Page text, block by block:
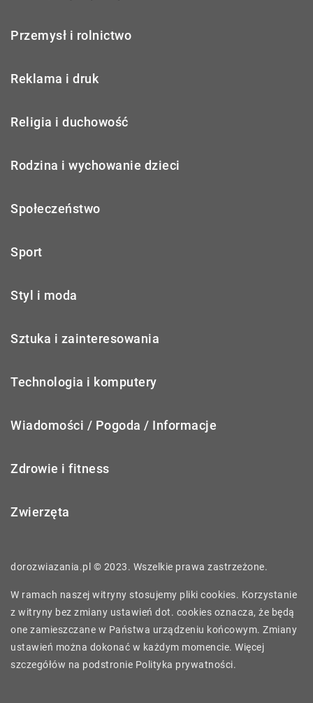
Przemysł i rolnictwo
Reklama i druk
Religia i duchowość
Rodzina i wychowanie dzieci
Społeczeństwo
Sport
Styl i moda
Sztuka i zainteresowania
Technologia i komputery
Wiadomości / Pogoda / Informacje
Zdrowie i fitness
Zwierzęta
dorozwiazania.pl © 2023. Wszelkie prawa zastrzeżone.
W ramach naszej witryny stosujemy pliki cookies. Korzystanie
z witryny bez zmiany ustawień dot. cookies oznacza, że będą
one zamieszczane w Państwa urządzeniu końcowym. Zmiany
ustawień można dokonać w każdym momencie. Więcej
szczegółów na podstronie Polityka prywatności.